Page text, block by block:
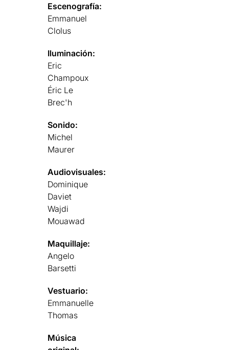
Escenografía:
Emmanuel
Clolus
Iluminación:
Eric
Champoux
Éric Le
Brec'h
Sonido:
Michel
Maurer
Audiovisuales:
Dominique
Daviet
Wajdi
Mouawad
Maquillaje:
Angelo
Barsetti
Vestuario:
Emmanuelle
Thomas
Música